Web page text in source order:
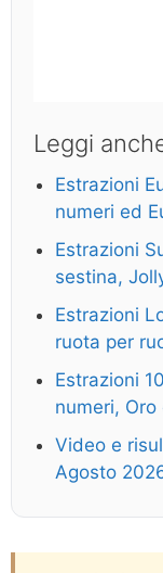
Leggi
Estrazioni
numeri ed
Estrazioni
sestina,
Estrazioni
ruota per
Estrazioni
numeri, Oro
Video e
Agosto